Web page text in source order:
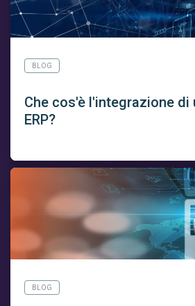
BLOG
Che cos'è l'integrazione di
ERP?
BLOG